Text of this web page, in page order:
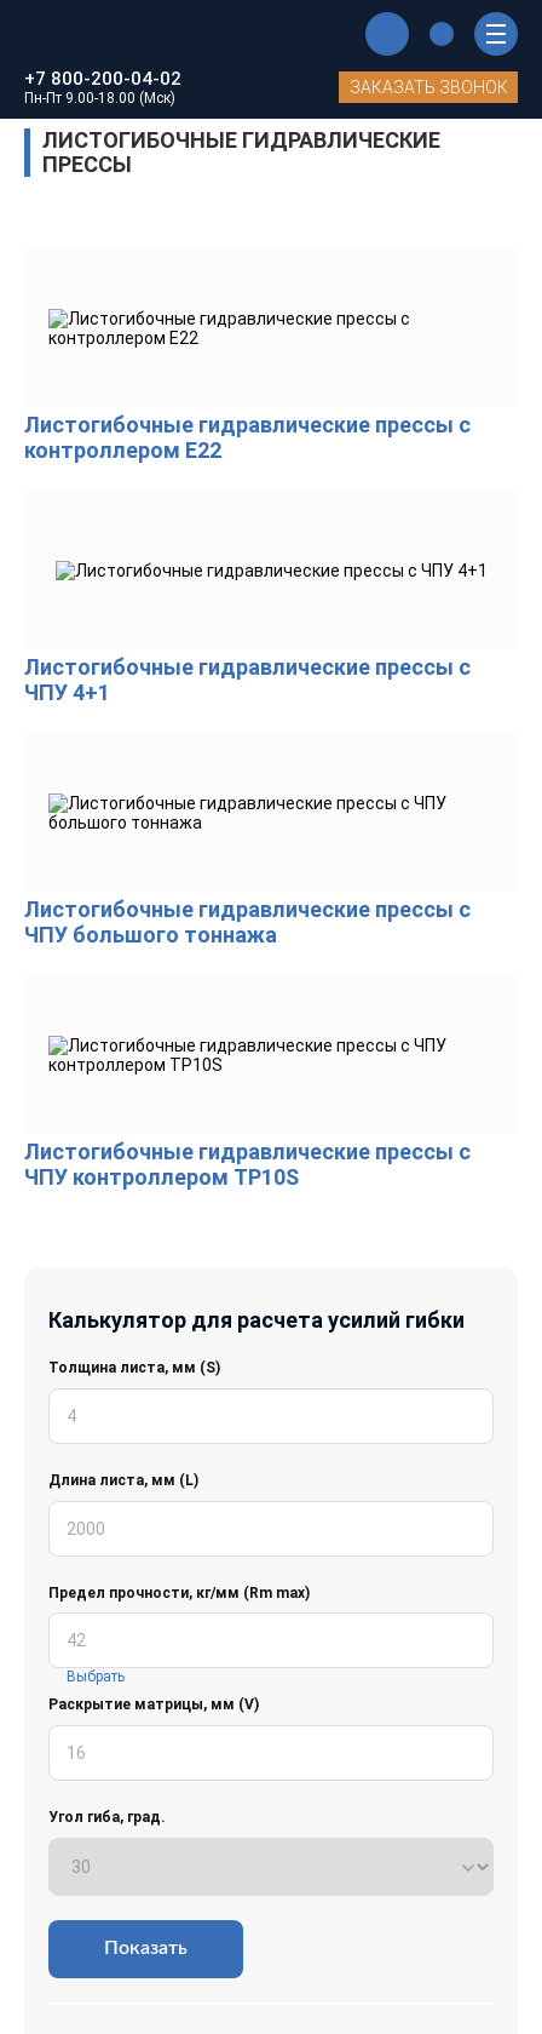
+7 800-200-04-02
Пн-Пт 9.00-18.00 (Мск)
ЗАКАЗАТЬ ЗВОНОК
Листогибочные гидравлические прессы
ЛИСТОГИБОЧНЫЕ ГИДРАВЛИЧЕСКИЕ
ПРЕССЫ
Листогибочные гидравлические прессы с
контроллером E22
Листогибочные гидравлические прессы с
ЧПУ 4+1
Листогибочные гидравлические прессы с
ЧПУ большого тоннажа
Листогибочные гидравлические прессы с
ЧПУ контроллером TP10S
Калькулятор для расчета усилий гибки
Толщина листа, мм (S)
Длина листа, мм (L)
Предел прочности, кг/мм (Rm max)
Выбрать
Раскрытие матрицы, мм (V)
Угол гиба, град.
Показать